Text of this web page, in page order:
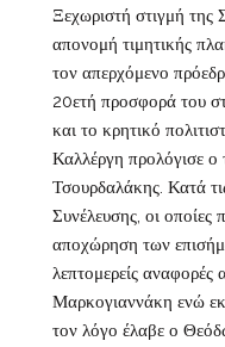
Ξεχωριστή στιγμή της
απονομή τιμητικής
τον απερχόμενο
20ετή προσφορά του
και το κρητικό
Καλλέργη προλόγισε
Τσουρδαλάκης. Κατά
Συνέλευσης, οι οποίες
αποχώρηση των
λεπτομερείς
Μαρκογιαννάκη ενώ εκ
τον λόγο έλαβε ο